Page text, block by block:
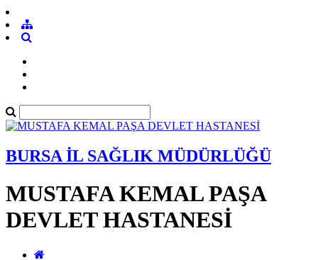
BURSA İL SAĞLIK MÜDÜRLÜĞÜ
MUSTAFA KEMAL PAŞA
DEVLET HASTANESİ